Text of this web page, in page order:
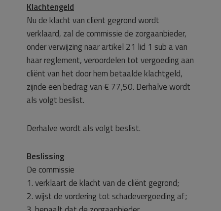
Klachtengeld
Nu de klacht van cliënt gegrond wordt
verklaard, zal de commissie de zorgaanbieder,
onder verwijzing naar artikel 21 lid 1 sub a van
haar reglement, veroordelen tot vergoeding aan
cliënt van het door hem betaalde klachtgeld,
zijnde een bedrag van € 77,50. Derhalve wordt
als volgt beslist.
Derhalve wordt als volgt beslist.
Beslissing
De commissie
1. verklaart de klacht van de cliënt gegrond;
2. wijst de vordering tot schadevergoeding af;